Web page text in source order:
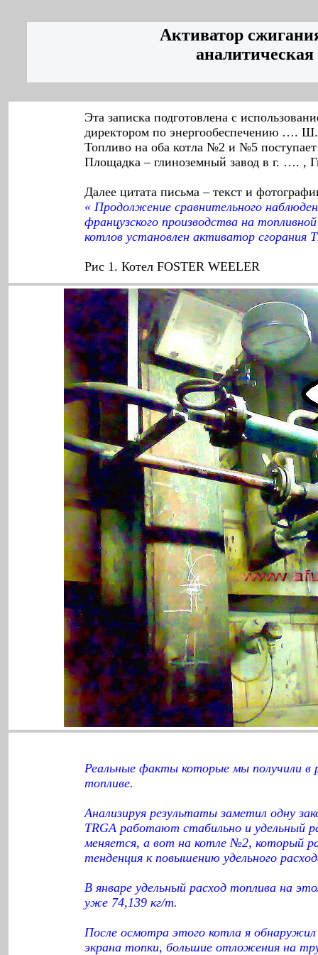
Активатор
Эта записка подготовлена с
директором по энергообеспечению ….
Топливо на оба котла №2 и №5
Площадка – глиноземный завод в г. …. ,
Далее цитата письма – текст и
« Продолжение сравнительного
французского производства на
котлов установлен активатор сгорания
Рис 1. Котел FOSTER WEELER
Реальные факты которые мы получили
топливе.
Анализируя результаты заметил одну
TRGA работают стабильно и удельный
меняется, а вот на котле №2, который
тенденция к повышению удельного
В январе удельный расход топлива на
уже 74,139 кг/т.
После осмотра этого котла я
экрана топки, большие отложения на